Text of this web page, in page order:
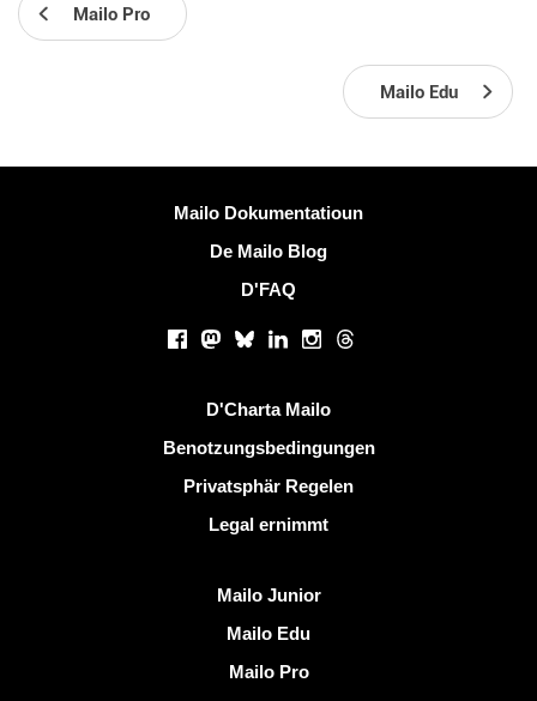
Mailo Pro
Mailo Edu
Méi InformatiounenMailo Dokumentatioun
De Mailo Blog
D'FAQ
Facebook
Mastodon
BlueskyLinkedInInstagram
Threads
D'Charta Mailo
Benotzungsbedingungen
Privatsphär Regelen
Legal ernimmt
Mailo Junior
Mailo Edu
Mailo Pro